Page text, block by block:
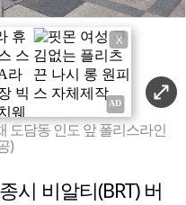
X
도담동 인도 앞 폴리스라인
)
시 비알티(BRT) 버